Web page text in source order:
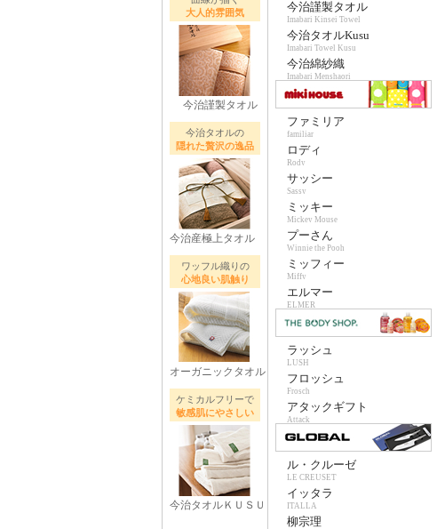
大人的雰囲気
今治謹製タオル
今治タオルの
隠れた贅沢の逸品
今治産極上タオル
ワッフル織りの
心地良い肌触り
オーガニックタオル
ケミカルフリーで
敏感肌にやさしい
今治タオルＫＵＳＵ
今治謹製タオル
Imabari Kinsei Towel
今治タオルKusu
Imabari Towel Kusu
今治綿紗織
Imabari Menshaori
ファミリア
familiar
ロディ
Rody
サッシー
Sassy
ミッキー
Mickey Mouse
プーさん
Winnie the Pooh
ミッフィー
Miffy
エルマー
ELMER
ラッシュ
LUSH
フロッシュ
Frosch
アタックギフト
Attack
ル・クルーゼ
LE CREUSET
イッタラ
ITALLA
柳宗理